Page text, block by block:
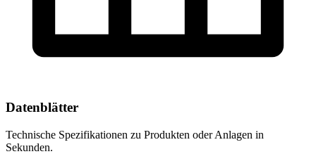
Datenblätter
Technische Spezifikationen zu Produkten oder Anlagen in
Sekunden.